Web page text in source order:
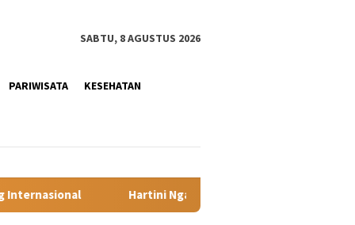
SABTU, 8 AGUSTUS 2026
PARIWISATA KESEHATAN
Ngadiorejo Pacu Transformasi SMKN 1 Langowan, Perkuat